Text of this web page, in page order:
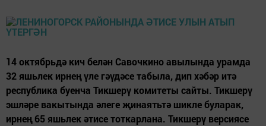
14 октябрьдә кич белән Савочкино авылында урамда
32 яшьлек ирнең үле гәүдәсе табыла, дип хәбәр итә
республика буенча Тикшерү комитеты сайты. Тикшерү
эшләре вакытында әлеге җинаятьтә шикле буларак,
ирнең 65 яшьлек әтисе тоткарлана. Тикшерү версиясе